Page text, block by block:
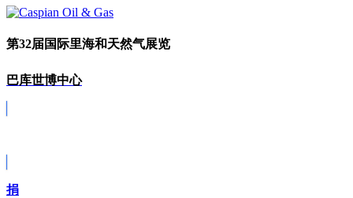
第32届国际里海和天然气展览
巴库世博中心
捐